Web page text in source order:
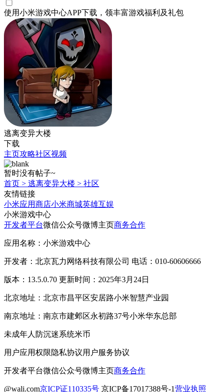
使用小米游戏中心APP下载 ，领丰富游戏福利 及礼包
逃离变异大楼
下载
主页攻略社区视频
暂时没有帖子~
首页 > 逃离变异大楼 > 社区
友情链接
小米应用商店小米商城英雄互娱
小米游戏中心
开发者平台微信公众号微博主页商务合作
应用名称：小米游戏中心
开发者：北京瓦力网络科技有限公司 电话：010-60606666
版本：13.5.0.70 更新时间：2025年3月24日
北京地址：北京市昌平区安居路小米智慧产业园
南京地址：南京市建邺区永初路37号小米华东总部
未成年人防沉迷系统米币
用户应用权限隐私协议用户服务协议
开发者平台微信公众号微博主页商务合作
@wali.com京ICP证110335号 京ICP备17017388号-1营业执照